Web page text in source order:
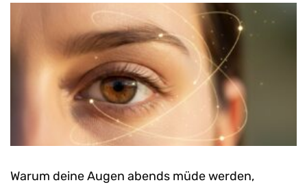
Warum deine Augen abends müde werden,